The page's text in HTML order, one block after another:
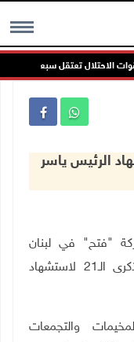
MENU
تعتقل سبعة مواطنين
الـ21 لاستشهاد الرئيس ياسر
" في لبنان
فعاليات ونشاطات مختلفة، إحياءً للذكرى الـ21 لاستشهاد
والتجمعات